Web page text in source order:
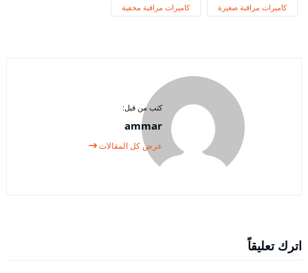
كاميرات مراقبة صغيرة كاميرات مراقبة مخفية
كتب من قبل:
ammar
عرض كل المقالات
اترك تعليقاً